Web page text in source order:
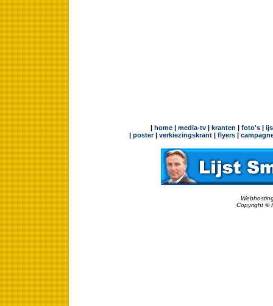
| home| media-tv| kranten | foto's|
| poster| verkiezingskrant | flyers |
Copyright ©